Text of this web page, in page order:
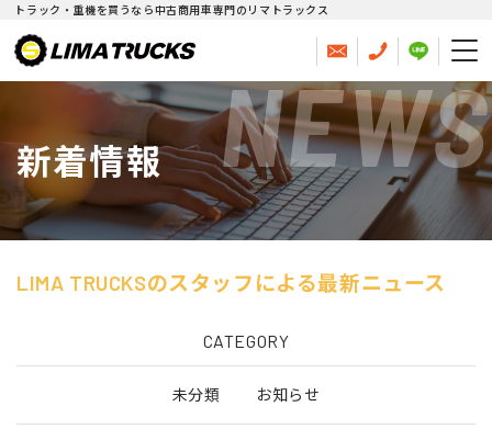
トラック・重機を買うなら中古商用車専門のリマトラックス
新着情報 NEWS
LIMA TRUCKSのスタッフによる最新ニュース
CATEGORY
未分類 お知らせ